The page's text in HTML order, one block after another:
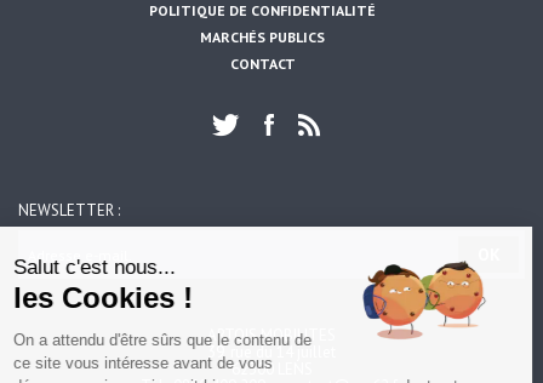
POLITIQUE DE CONFIDENTIALITÉ
MARCHÉS PUBLICS
CONTACT
NEWSLETTER :
ARTOIS MOBILITES
39, rue du 14 juillet
62300 LENS
Salut c'est nous...
les Cookies !
On a attendu d'être sûrs que le contenu de
ce site vous intéresse avant de vous